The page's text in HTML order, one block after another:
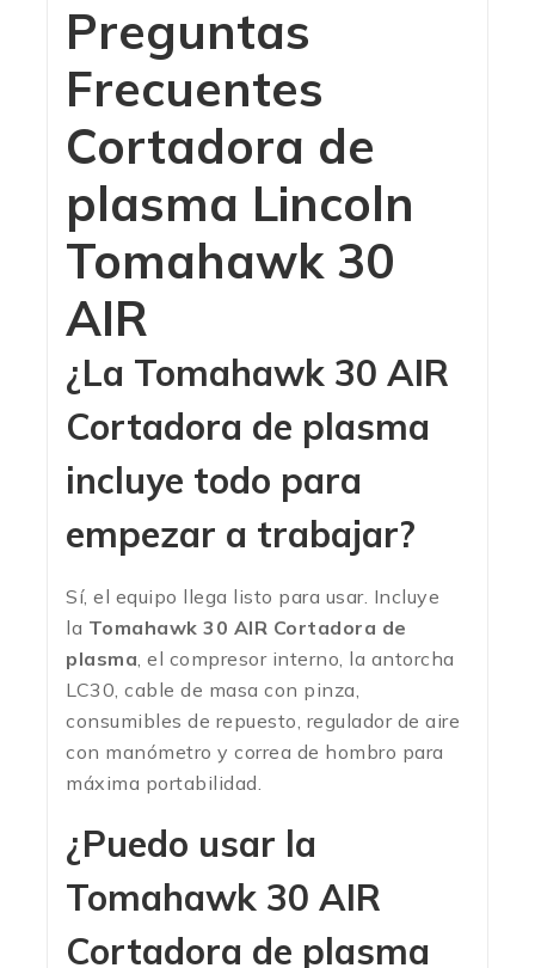
Preguntas
Frecuentes
Cortadora de
plasma Lincoln
Tomahawk 30
AIR
¿La Tomahawk 30 AIR
Cortadora de plasma
incluye todo para
empezar a trabajar?
Sí, el equipo llega listo para usar. Incluye
la Tomahawk 30 AIR Cortadora de
plasma, el compresor interno, la antorcha
LC30, cable de masa con pinza,
consumibles de repuesto, regulador de aire
con manómetro y correa de hombro para
máxima portabilidad.
¿Puedo usar la
Tomahawk 30 AIR
Cortadora de plasma